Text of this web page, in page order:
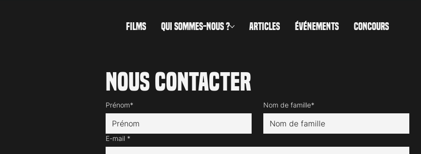
FILMS QUI SOMMES-NOUS ? ARTICLES ÉVÉNEMENTS CONCOURS
Nous contacter
Prénom* Nom de famille*
E-mail *